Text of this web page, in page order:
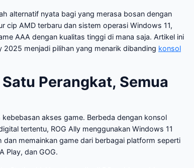
alternatif nyata bagi yang merasa bosan dengan
cip AMD terbaru dan sistem operasi Windows 11,
AAA dengan kualitas tinggi di mana saja. Artikel ini
2025 menjadi pilihan yang menarik dibanding konsol
Perangkat, Semua
akses game. Berbeda dengan konsol
tertentu, ROG Ally menggunakan Windows 11
memainkan game dari berbagai platform seperti
Play, dan GOG.